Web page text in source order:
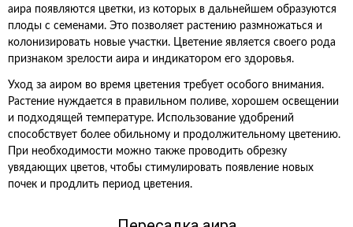
аира появляются цветки, из которых в дальнейшем образуются
плоды с семенами. Это позволяет растению размножаться и
колонизировать новые участки. Цветение является своего рода
признаком зрелости аира и индикатором его здоровья.
Уход за аиром во время цветения требует особого внимания.
Растение нуждается в правильном поливе, хорошем освещении
и подходящей температуре. Использование удобрений
способствует более обильному и продолжительному цветению.
При необходимости можно также проводить обрезку
увядающих цветов, чтобы стимулировать появление новых
почек и продлить период цветения.